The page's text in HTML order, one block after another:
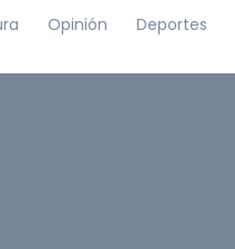
Opinión Deportes